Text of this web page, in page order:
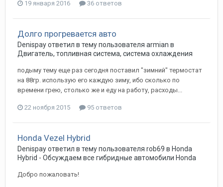
19 января 2016 36 ответов
Долго прогревается авто
Denispayответил в тему пользователя armian в
Двигатель, топливная система, система охлаждения
подыму тему еще раз сегодня поставил "зимний" термостат
на 88гр. использую его каждую зиму, ибо сколько по
времени грею, столько же и еду на работу, расходы...
22 ноября 2015 95 ответов
Honda Vezel Hybrid
Denispayответил в тему пользователя rob69 в Honda
Hybrid - Обсуждаем все гибридные автомобили Honda
Добро пожаловать!